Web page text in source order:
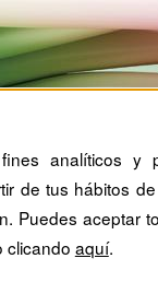
analíticos y
de tus hábitos
Puedes aceptar
clicando aquí.